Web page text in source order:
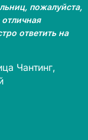
пожалуйста,
ответить на
Чантинг,